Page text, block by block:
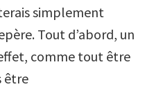
simplement
Tout d’abord, un
comme tout être
être